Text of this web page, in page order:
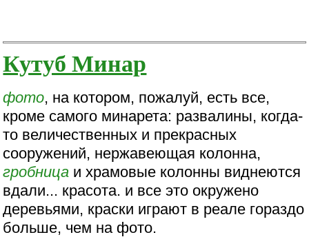
Кутуб Минар
фото, на котором, пожалуй, есть все,
кроме самого минарета: развалины, когда-
то величественных и прекрасных
сооружений, нержавеющая колонна,
гробница и храмовые колонны виднеются
вдали... красота. и все это окружено
деревьями, краски играют в реале гораздо
больше, чем на фото.